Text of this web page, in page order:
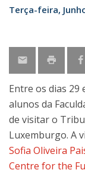
Terça-feira,
Entre os dias 29
alunos da
de visitar o
Luxemburgo. A
Sofia Oliveira
Centre for the